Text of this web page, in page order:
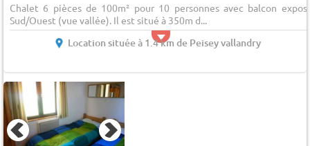
Chalet 6 pièces de 100m² pour 10 personnes avec balcon
Sud/Ouest (vue vallée). Il est situé à 350m d...
Location située à 1.4 km de Peisey vallandry